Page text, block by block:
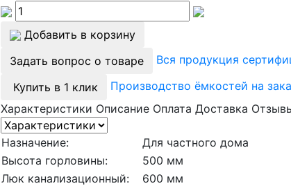
Добавить в корзину
Задать вопрос о товаре
Вся продукция
Купить в 1 клик
Производство ёмкостей на
Характеристики Описание Оплата Доставка
Назначение:
Для частного дома
Высота горловины:
500 мм
Люк канализационный:
600 мм